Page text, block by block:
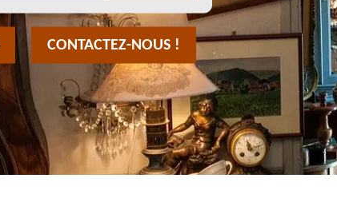
CONTACTEZ-NOUS !